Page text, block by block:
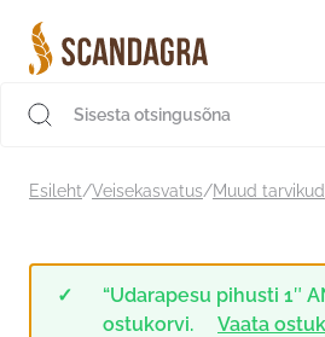
sisu
juurde
Esileht/Veisekasvatus/Muud tarvikud
“Udarapesu pihusti 1″
ostukorvi.
Vaata